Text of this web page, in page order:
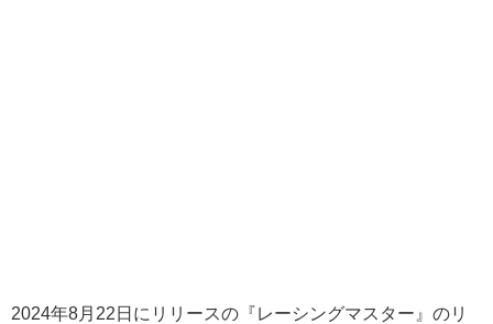
2024年8月22日にリリースの『レーシングマスター』のリ